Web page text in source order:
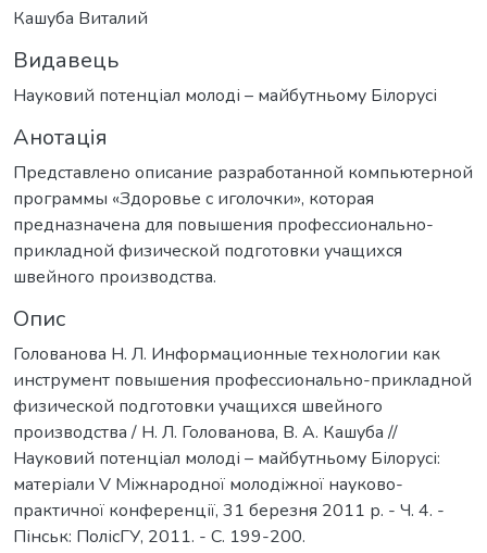
Кашуба Виталий
Видавець
Науковий потенціал молоді – майбутньому Білорусі
Анотація
Представлено описание разработанной компьютерной
программы «Здоровье с иголочки», которая
предназначена для повышения профессионально-
прикладной физической подготовки учащихся
швейного производства.
Опис
Голованова Н. Л. Информационные технологии как
инструмент повышения профессионально-прикладной
физической подготовки учащихся швейного
производства / Н. Л. Голованова, В. А. Кашуба //
Науковий потенціал молоді – майбутньому Білорусі:
матеріали V Міжнародної молодіжної науково-
практичної конференції, 31 березня 2011 р. - Ч. 4. -
Пінськ: ПолісГУ, 2011. - С. 199-200.